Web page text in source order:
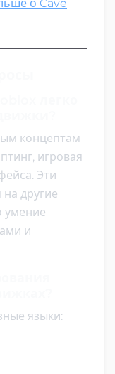
о Cave
концептам
игровая
Эти
другие
умение
и
языки: